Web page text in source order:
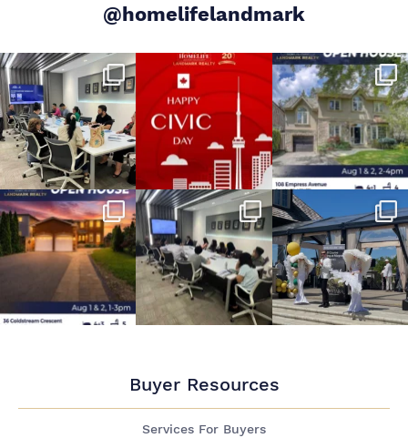
@homelifelandmark
Buyer Resources
Services For Buyers